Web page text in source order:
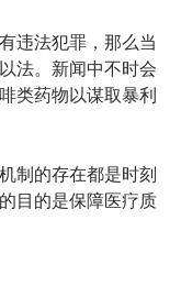
违法犯罪，那么当
法。新闻中不时会
类药物以谋取暴利
制的存在都是时刻
目的是保障医疗质